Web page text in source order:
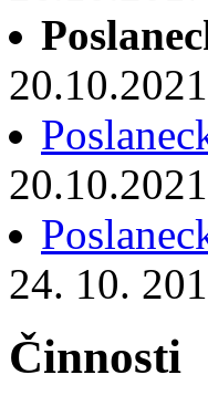
20.10.2021
20.10.2021
24. 10.
Činnosti